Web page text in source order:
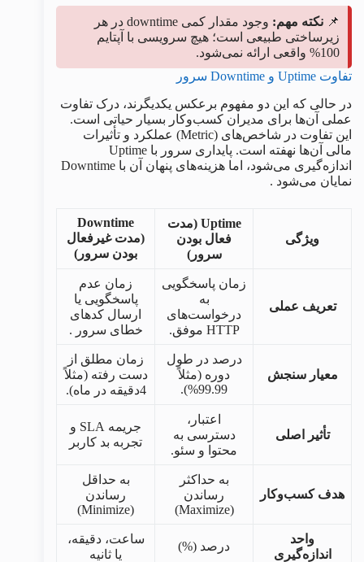
📌 نکته مهم:
وجود مقدار کمی downtime در هر
زیرساختی طبیعی است؛ هیچ سرویسی با آپتایم
100% واقعی ارائه نمی‌شود.
تفاوت Uptime و Downtime سرور
در حالی که این دو مفهوم برعکس یکدیگرند، درک تفاوت
عملی آن‌ها برای مدیران کسب‌وکار بسیار حیاتی است.
این تفاوت در شاخص‌های (Metric) عملکرد و تأثیرات
مالی آن‌ها نهفته است. پایداری سرور با Uptime
اندازه‌گیری می‌شود، اما هزینه‌های پنهان آن با Downtime
نمایان می‌شود .
ویژگی
Uptime (مدت
فعال بودن
سرور)
Downtime
(مدت غیرفعال
بودن سرور)
تعریف عملی
زمان پاسخگویی
به
درخواست‌های
HTTP موفق.
زمان عدم
پاسخگویی یا
ارسال کدهای
خطای سرور .
معیار سنجش
درصد در طول
دوره (مثلاً
99.99%).
زمان مطلق از
دست رفته (مثلاً
4دقیقه در ماه).
تأثیر اصلی
اعتبار،
دسترسی به
محتوا و سئو.
جریمه SLA و
تجربه بد کاربر
هدف کسب‌وکار
به حداکثر
رساندن
(Maximize)
به حداقل
رساندن
(Minimize)
واحد
اندازه‌گیری
درصد (%)
ساعت، دقیقه،
یا ثانیه